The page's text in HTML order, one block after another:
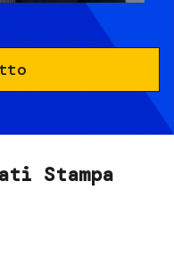
Stampa